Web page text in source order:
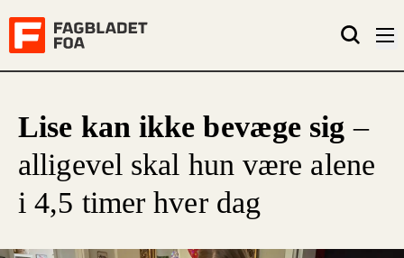
Lise kan ikke bevæge sig–
alligevel skal hun være alene
i 4,5 timer hver dag